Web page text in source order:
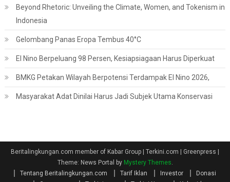
Beyond Rhetoric: Unveiling the Climate, Women, and Tokenism in
Indonesia
Gelombang Panas Eropa Tembus 40°C
El Nino Berpeluang 98 Persen, Kesiapsiagaan Harus Diperkuat
BMKG Petakan Wilayah Berpotensi Terdampak El Nino 2026,
Masyarakat Adat Dinilai Harus Jadi Subjek Utama Konservasi
Beritalingkungan.com member of Kabar Group | Terkini.com | Greenpress
Theme: News Portal by Mystery Themes.
Tentang Beritalingkungan.com
Tarif Iklan Investor
Donasi